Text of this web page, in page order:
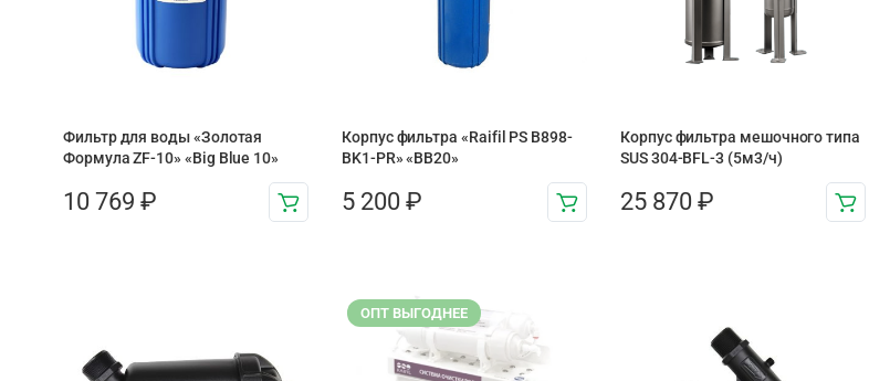
Фильтр для воды «Золотая
Формула ZF-10» «Big Blue 10»
10 769 ₽
Корпус фильтра «Raifil PS B898-
BK1-PR» «BB20»
5 200 ₽
Корпус фильтра мешочного типа
SUS 304-BFL-3 (5м3/ч)
25 870 ₽
ОПТ ВЫГОДНЕЕ